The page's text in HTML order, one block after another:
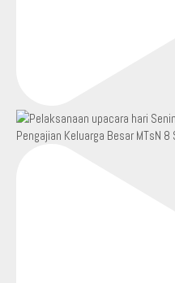
Pengajian Keluarga Besar MTsN 8